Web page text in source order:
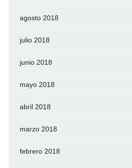
agosto 2018
julio 2018
junio 2018
mayo 2018
abril 2018
marzo 2018
febrero 2018